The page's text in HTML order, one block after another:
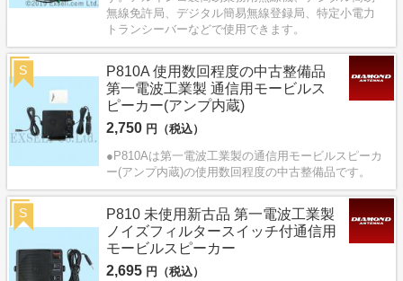
無線免許局、デジタル簡易無線登録局、特定小電力
トランシーバーなどで使用できます。
P810A 使用数回程度の中古整備品
第一電波工業製 通信用モービルス
ピーカー(アンプ内蔵)
2,750 円（税込）
●P810Aは第一電波工業製の通信用モービルスピーカ
ー(アンプ内蔵)の使用数回程度の中古整備品です。
S
P810 未使用新古品 第一電波工業製
ノイズフィルタースイッチ付通信用
モービルスピーカー
2,695 円（税込）
S